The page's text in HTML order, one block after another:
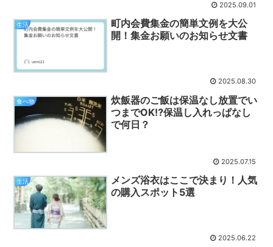
2025.09.01
生活
町内会費集金の簡単文例を大公
開！集金お願いのお知らせ文書
2025.08.30
食べ物
炊飯器のご飯は保温なし放置でい
つまでOK⁉保温し入れっぱなし
で何日？
2025.07.15
生活
メンズ浴衣はここで決まり！人気
の購入スポット5選
2025.06.22